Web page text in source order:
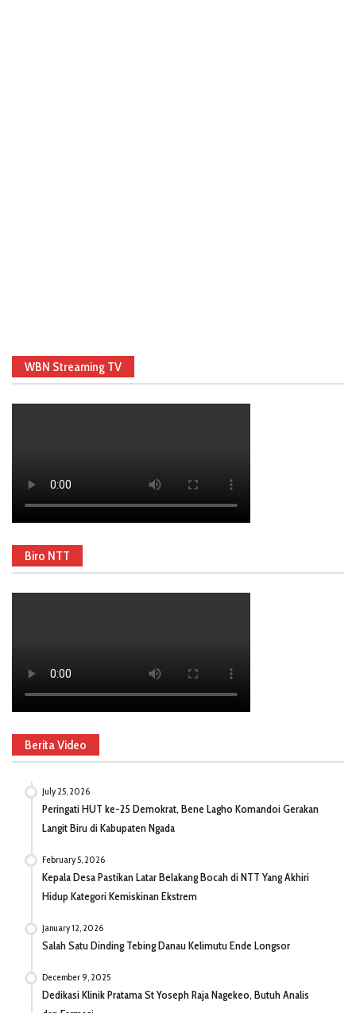
WBN Streaming TV
Biro NTT
Berita Video
July 25, 2026
Peringati HUT ke-25 Demokrat, Bene Lagho Komandoi Gerakan
Langit Biru di Kabupaten Ngada
February 5, 2026
Kepala Desa Pastikan Latar Belakang Bocah di NTT Yang Akhiri
Hidup Kategori Kemiskinan Ekstrem
January 12, 2026
Salah Satu Dinding Tebing Danau Kelimutu Ende Longsor
December 9, 2025
Dedikasi Klinik Pratama St Yoseph Raja Nagekeo, Butuh Analis